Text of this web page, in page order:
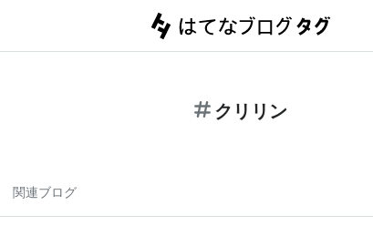
クリリン
関連ブログ